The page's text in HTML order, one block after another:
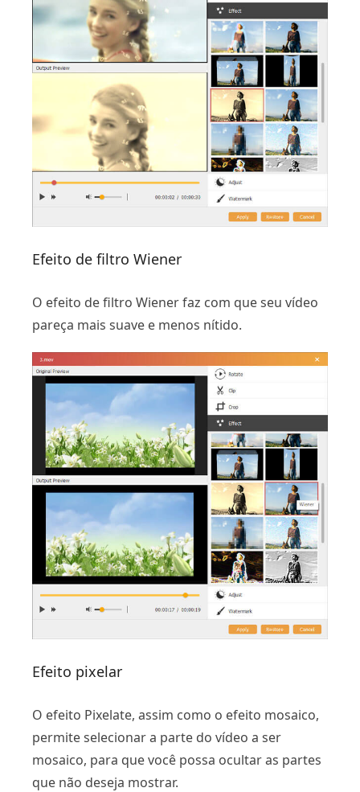
Efeito de filtro Wiener
O efeito de filtro Wiener faz com que seu vídeo
pareça mais suave e menos nítido.
Efeito pixelar
O efeito Pixelate, assim como o efeito mosaico,
permite selecionar a parte do vídeo a ser
mosaico, para que você possa ocultar as partes
que não deseja mostrar.